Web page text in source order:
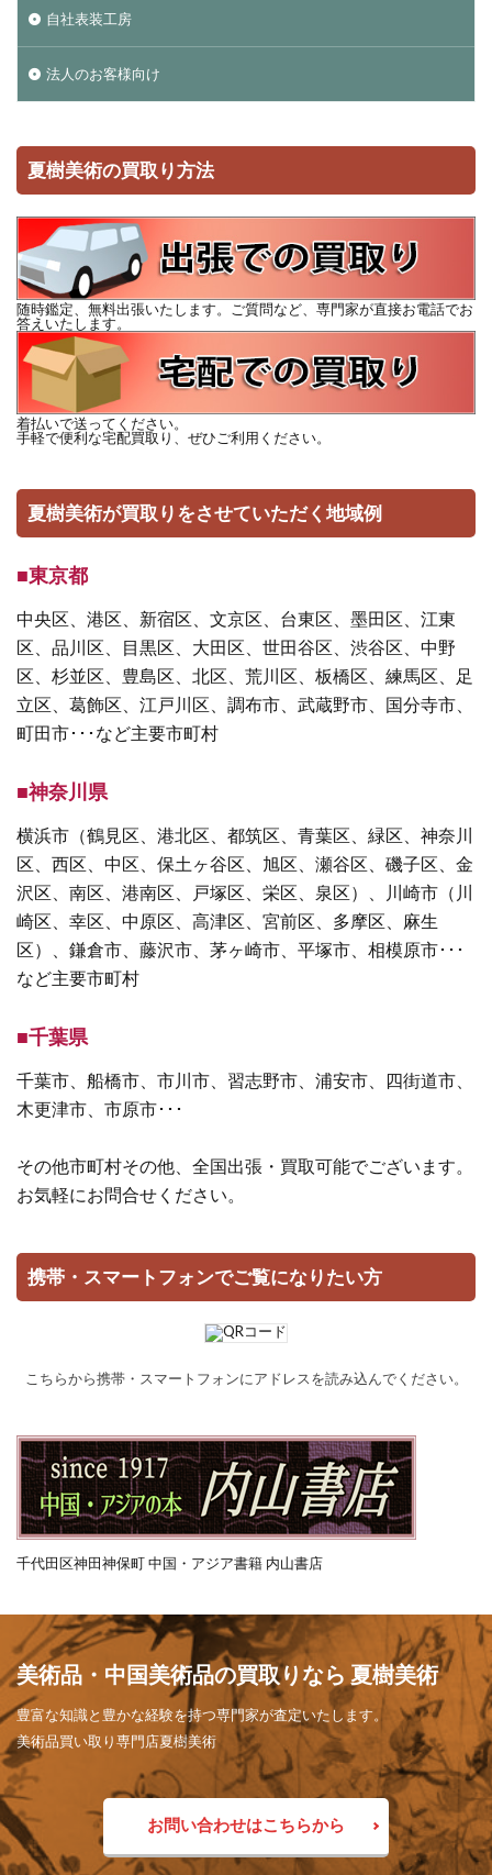
自社表装工房
法人のお客様向け
夏樹美術の買取り方法
随時鑑定、無料出張いたします。ご質問など、専門家が直接お電話でお
答えいたします。
着払いで送ってください。
手軽で便利な宅配買取り、ぜひご利用ください。
夏樹美術が買取りをさせていただく地域例
■東京都
中央区、港区、新宿区、文京区、台東区、墨田区、江東
区、品川区、目黒区、大田区、世田谷区、渋谷区、中野
区、杉並区、豊島区、北区、荒川区、板橋区、練馬区、足
立区、葛飾区、江戸川区、調布市、武蔵野市、国分寺市、
町田市･･･など主要市町村
■神奈川県
横浜市（鶴見区、港北区、都筑区、青葉区、緑区、神奈川
区、西区、中区、保土ヶ谷区、旭区、瀬谷区、磯子区、金
沢区、南区、港南区、戸塚区、栄区、泉区）、川崎市（川
崎区、幸区、中原区、高津区、宮前区、多摩区、麻生
区）、鎌倉市、藤沢市、茅ヶ崎市、平塚市、相模原市･･･
など主要市町村
■千葉県
千葉市、船橋市、市川市、習志野市、浦安市、四街道市、
木更津市、市原市･･･
その他市町村その他、全国出張・買取可能でございます。
お気軽にお問合せください。
携帯・スマートフォンでご覧になりたい方
こちらから携帯・スマートフォンにアドレスを読み込んでください。
千代田区神田神保町 中国・アジア書籍 内山書店
美術品・中国美術品の買取りなら 夏樹美術
豊富な知識と豊かな経験を持つ専門家が査定いたします。
美術品買い取り専門店夏樹美術
お問い合わせはこちらから